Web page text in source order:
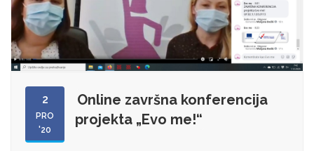
2
PRO
'20
Online završna konferencija
projekta „Evo me!“